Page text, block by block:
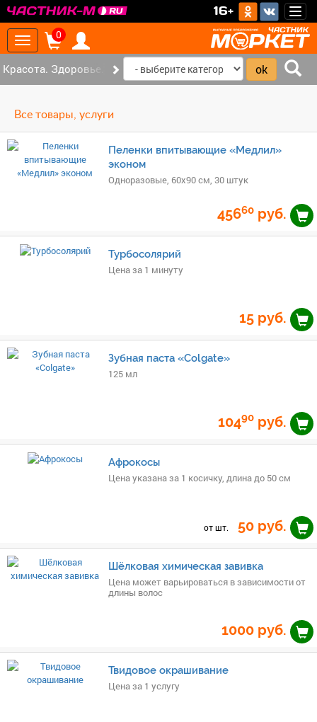
16+
Toggle
navigation
0
Красота. Здоровье. (41)
Все товары, услуги
Пеленки впитывающие «Медлил»
эконом
Одноразовые, 60х90 см, 30 штук
45660 руб.
Турбосолярий
Цена за 1 минуту
15 руб.
Зубная паста «Colgate»
125 мл
10490 руб.
Афрокосы
Цена указана за 1 косичку, длина до 50 см
от шт. 50 руб.
Шёлковая химическая завивка
Цена может варьироваться в зависимости от
длины волос
1000 руб.
Твидовое окрашивание
Цена за 1 услугу